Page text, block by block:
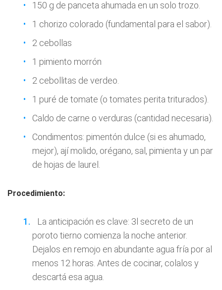
150 g de panceta ahumada en un solo trozo.
1 chorizo colorado (fundamental para el sabor).
2 cebollas
1 pimiento morrón
2 cebollitas de verdeo.
1 puré de tomate (o tomates perita triturados).
Caldo de carne o verduras (cantidad necesaria).
Condimentos: pimentón dulce (si es ahumado,
mejor), ají molido, orégano, sal, pimienta y un par
de hojas de laurel.
Procedimiento:
La anticipación es clave: 3l secreto de un
poroto tierno comienza la noche anterior.
Dejalos en remojo en abundante agua fría por al
menos 12 horas. Antes de cocinar, colalos y
descartá esa agua.